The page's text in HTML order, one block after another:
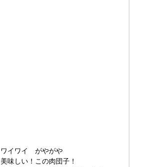
ワイワイ　がやがや
美味しい！この肉団子！